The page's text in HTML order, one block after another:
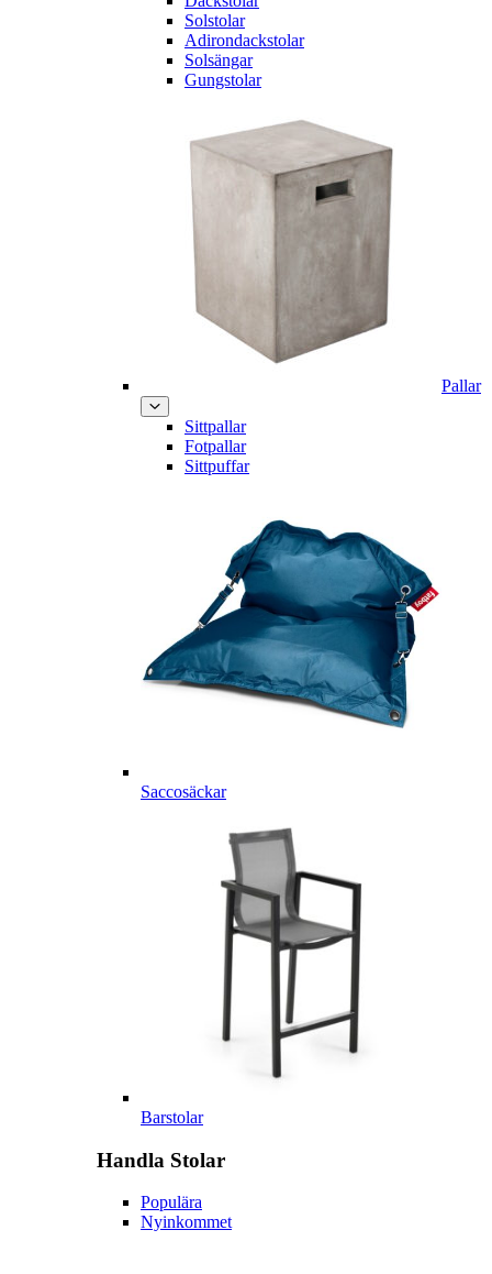
Solstolar
Adirondackstolar
Solsängar
Gungstolar
Pallar
Sittpallar
Fotpallar
Sittpuffar
Saccosäckar
Barstolar
Handla Stolar
Populära
Nyinkommet